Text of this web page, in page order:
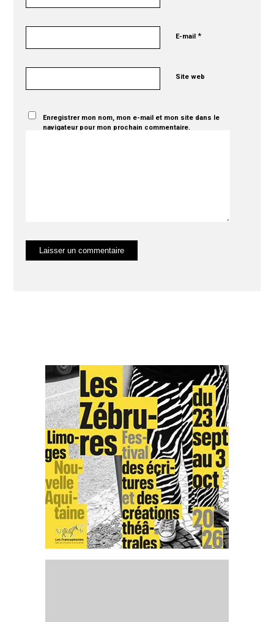
E-mail*
Site web
Enregistrer mon nom, mon e-mail et mon site dans le
navigateur pour mon prochain commentaire.